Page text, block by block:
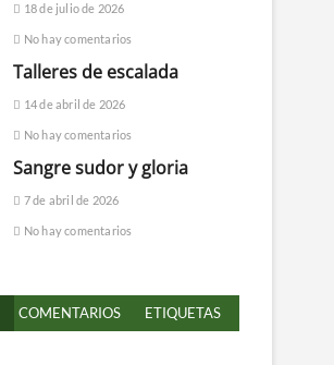
18 de julio de 2026
No hay comentarios
Talleres de escalada
14 de abril de 2026
No hay comentarios
Sangre sudor y gloria
7 de abril de 2026
No hay comentarios
COMENTARIOS ETIQUETAS